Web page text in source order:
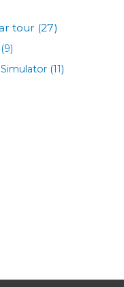
tour (27)
(9)
(11)